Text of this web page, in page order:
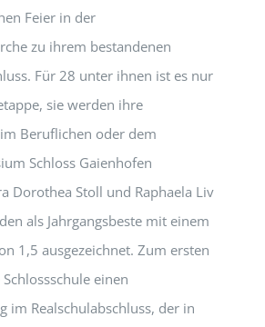
Feier in der
zu ihrem bestandenen
Für 28 unter ihnen ist es nur
sie werden ihre
Beruflichen oder dem
Schloss Gaienhofen
Dorothea Stoll und Raphaela Liv
als Jahrgangsbeste mit einem
1,5 ausgezeichnet. Zum ersten
einen
im Realschulabschluss, der in